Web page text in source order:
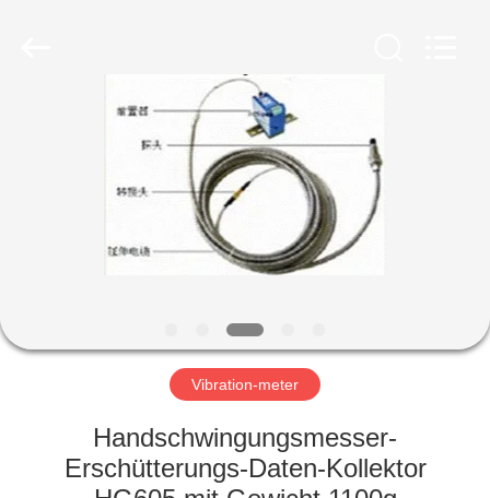
PRODUKTE
FABRIK-
QUALITÄTSKONTROLLE
Vibration-meter
Handschwingungsmesser-
Erschütterungs-Daten-Kollektor